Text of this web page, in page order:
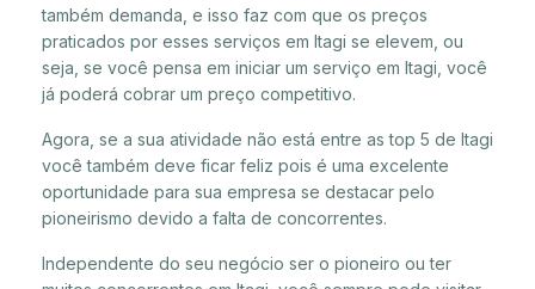
também demanda, e isso faz com que os preços
praticados por esses serviços em Itagi se elevem, ou
seja, se você pensa em iniciar um serviço em Itagi, você
já poderá cobrar um preço competitivo.
Agora, se a sua atividade não está entre as top 5 de Itagi
você também deve ficar feliz pois é uma excelente
oportunidade para sua empresa se destacar pelo
pioneirismo devido a falta de concorrentes.
Independente do seu negócio ser o pioneiro ou ter